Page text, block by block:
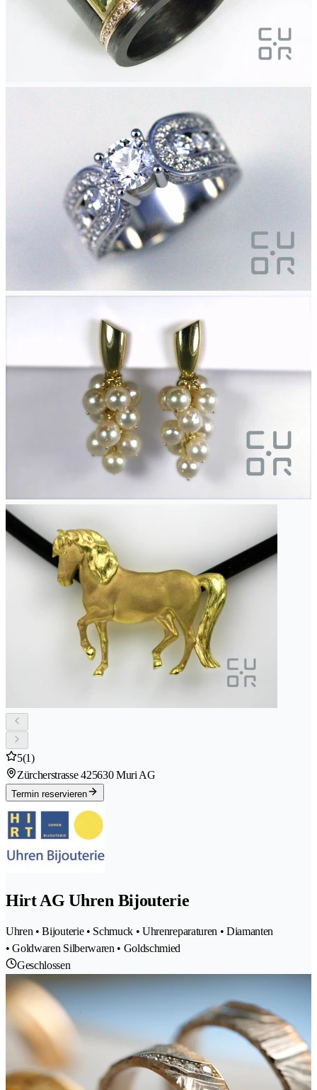
5(1)
Zürcherstrasse 425630 Muri AG
Termin reservieren
Hirt AG Uhren Bijouterie
Uhren • Bijouterie • Schmuck • Uhrenreparaturen • Diamanten
• Goldwaren Silberwaren • Goldschmied
Geschlossen